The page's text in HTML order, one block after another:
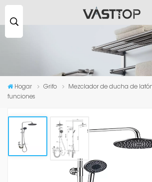
Hogar Grifo
Mezclador de ducha de
funciones
Mezclador De Ducha De